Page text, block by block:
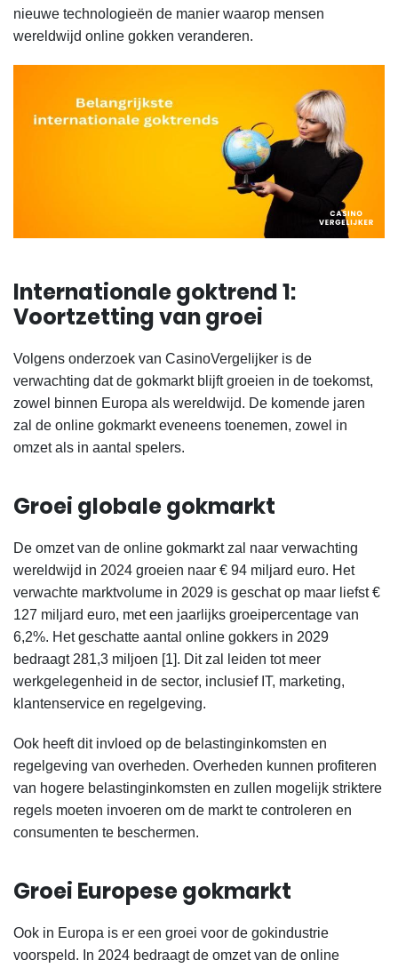
nieuwe technologieën de manier waarop mensen
wereldwijd online gokken veranderen.
Internationale goktrend 1:
Voortzetting van groei
Volgens onderzoek van CasinoVergelijker is de
verwachting dat de gokmarkt blijft groeien in de toekomst,
zowel binnen Europa als wereldwijd. De komende jaren
zal de online gokmarkt eveneens toenemen, zowel in
omzet als in aantal spelers.
Groei globale gokmarkt
De omzet van de online gokmarkt zal naar verwachting
wereldwijd in 2024 groeien naar € 94 miljard euro. Het
verwachte marktvolume in 2029 is geschat op maar liefst €
127 miljard euro, met een jaarlijks groeipercentage van
6,2%. Het geschatte aantal online gokkers in 2029
bedraagt 281,3 miljoen [1]. Dit zal leiden tot meer
werkgelegenheid in de sector, inclusief IT, marketing,
klantenservice en regelgeving.
Ook heeft dit invloed op de belastinginkomsten en
regelgeving van overheden. Overheden kunnen profiteren
van hogere belastinginkomsten en zullen mogelijk striktere
regels moeten invoeren om de markt te controleren en
consumenten te beschermen.
Groei Europese gokmarkt
Ook in Europa is er een groei voor de gokindustrie
voorspeld. In 2024 bedraagt de omzet van de online